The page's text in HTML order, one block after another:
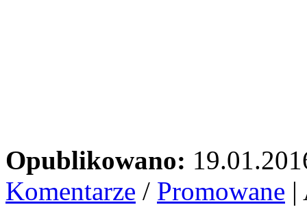
Opublikowano:
Komentarze / Promowane |